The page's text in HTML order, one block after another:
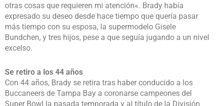
otras cosas que requieren mi atención«. Brady había
expresado su deseo desde hace tiempo que quería pasar
más tiempo con su esposa, la supermodelo Gisele
Bundchen, y tres hijos, pese a que seguía jugando a un nivel
excelso.
Se retiro a los 44 años
Con 44 años, Brady se retira tras haber conducido a los
Buccaneers de Tampa Bay a coronarse campeones del
Super Bowl la pasada temporada y al título de la División